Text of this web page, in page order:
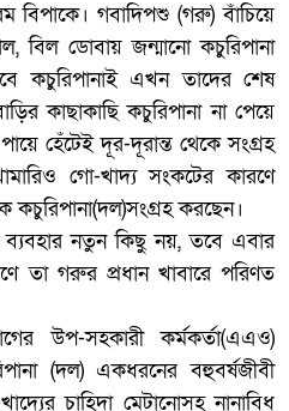
বিপাকে। গবাদিপশু (গরু) বাঁচিয়ে
বিল ডোবায় জন্মানো কচুরিপানা
কচুরিপানাই এখন তাদের শেষ
কাছাকাছি কচুরিপানা না পেয়ে
হেঁটেই দূর-দূরান্ত থেকে সংগ্রহ
গো-খাদ্য সংকটের কারণে
কচুরিপানা(দল)সংগ্রহ করছেন।
ব্যবহার নতুন কিছু নয়, তবে এবার
তা গরুর প্রধান খাবারে পরিণত
উপ-সহকারী কর্মকর্তা(এএও)
(দল) একধরনের বহুবর্ষজীবী
চাহিদা মেটানোসহ নানাবিধ